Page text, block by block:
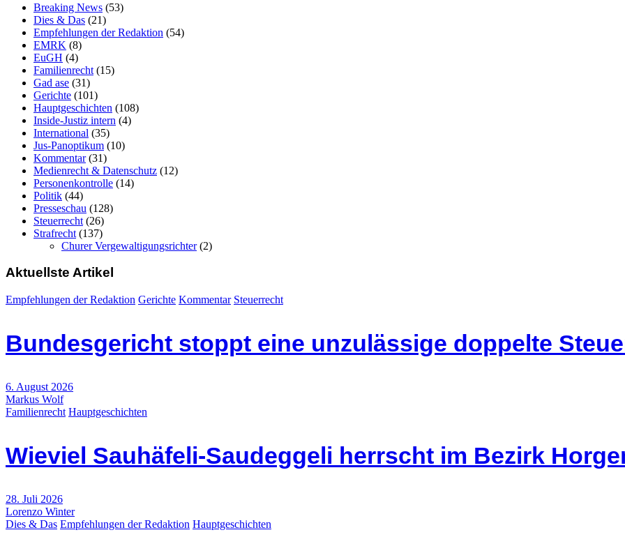
Breaking News (53)
Dies & Das (21)
Empfehlungen der Redaktion (54)
EMRK (8)
EuGH (4)
Familienrecht (15)
Gad ase (31)
Gerichte (101)
Hauptgeschichten (108)
Inside-Justiz intern (4)
International (35)
Jus-Panoptikum (10)
Kommentar(31)
Medienrecht & Datenschutz (12)
Personenkontrolle (14)
Politik (44)
Presseschau (128)
Steuerrecht (26)
Strafrecht (137)
Churer Vergewaltigungsrichter(2)
Aktuellste Artikel
Empfehlungen der Redaktion Gerichte Kommentar Steuerrecht
Bundesgericht stoppt eine unzulässige doppelte
6. August 2026
Markus Wolf
Familienrecht Hauptgeschichten
Wieviel Sauhäfeli-Saudeggeli herrscht im Bezirk
28. Juli 2026
Lorenzo Winter
Dies & Das Empfehlungen der Redaktion Hauptgeschichten